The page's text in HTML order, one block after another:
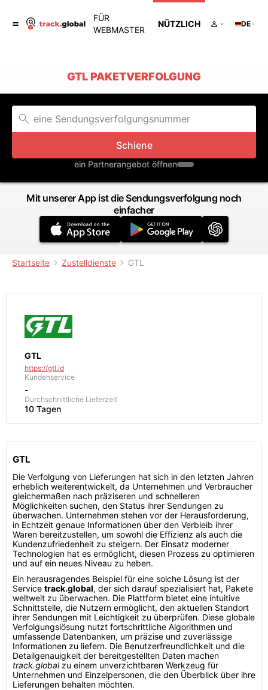
FÜR
WEBMASTER
NÜTZLICH DE
GTL PAKETVERFOLGUNG
Schiene
ein Partnerangebot öffnen
Mit unserer App ist die Sendungsverfolgung noch
einfacher
Startseite Zustelldienste GTL
GTL
https://gtl.id
Kundenservice
-
Durchschnittliche Lieferzeit
10 Tagen
GTL
Die Verfolgung von Lieferungen hat sich in den letzten Jahren
erheblich weiterentwickelt, da Unternehmen und Verbraucher
gleichermaßen nach präziseren und schnelleren
Möglichkeiten suchen, den Status ihrer Sendungen zu
überwachen. Unternehmen stehen vor der Herausforderung,
in Echtzeit genaue Informationen über den Verbleib ihrer
Waren bereitzustellen, um sowohl die Effizienz als auch die
Kundenzufriedenheit zu steigern. Der Einsatz moderner
Technologien hat es ermöglicht, diesen Prozess zu optimieren
und auf ein neues Niveau zu heben.
Ein herausragendes Beispiel für eine solche Lösung ist der
Service track.global, der sich darauf spezialisiert hat, Pakete
weltweit zu überwachen. Die Plattform bietet eine intuitive
Schnittstelle, die Nutzern ermöglicht, den aktuellen Standort
ihrer Sendungen mit Leichtigkeit zu überprüfen. Diese globale
Verfolgungslösung nutzt fortschrittliche Algorithmen und
umfassende Datenbanken, um präzise und zuverlässige
Informationen zu liefern. Die Benutzerfreundlichkeit und die
Detailgenauigkeit der bereitgestellten Daten machen
track.globalzu einem unverzichtbaren Werkzeug für
Unternehmen und Einzelpersonen, die den Überblick über ihre
Lieferungen behalten möchten.